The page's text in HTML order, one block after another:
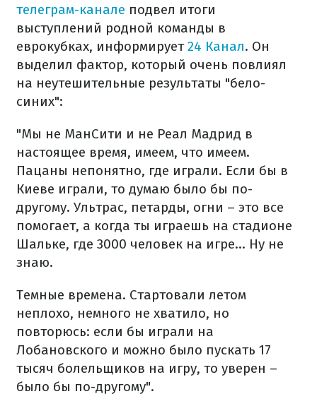
телеграм-канале подвел итоги
выступлений родной команды в
еврокубках, информирует24 Канал. Он
выделил фактор, который очень повлиял
на неутешительные результаты "бело-
синих":
"Мы не МанСити и не Реал Мадрид в
настоящее время, имеем, что имеем.
Пацаны непонятно, где играли. Если бы в
Киеве играли, то думаю было бы по-
другому. Ультрас, петарды, огни – это все
помогает, а когда ты играешь на стадионе
Шальке, где 3000 человек на игре... Ну не
знаю.
Темные времена. Стартовали летом
неплохо, немного не хватило, но
повторюсь: если бы играли на
Лобановского и можно было пускать 17
тысяч болельщиков на игру, то уверен –
было бы по-другому".